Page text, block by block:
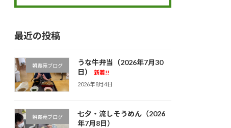
最近の投稿
朝霞苑ブログ
うな牛弁当（2026年7月30
日）
新着!!
2026年8月4日
朝霞苑ブログ
七夕・流しそうめん（2026
年7月8日）